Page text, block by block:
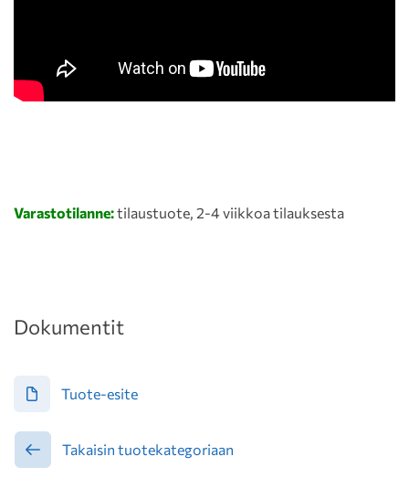
Varastotilanne:tilaustuote, 2-4 viikkoa tilauksesta
Dokumentit
Tuote-esite
Takaisin tuotekategoriaan